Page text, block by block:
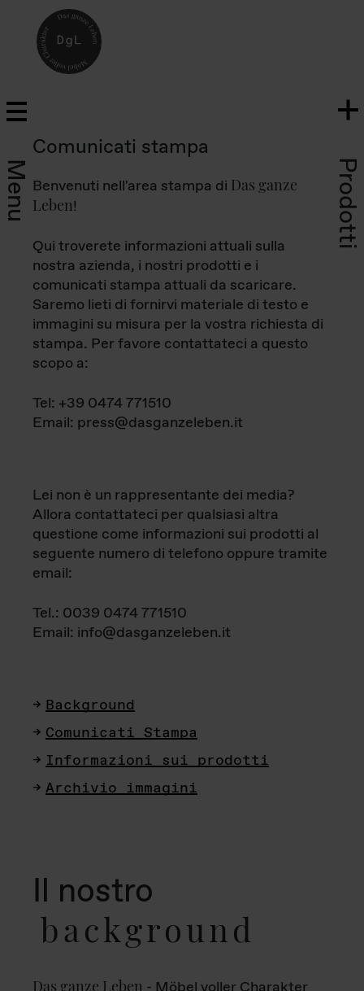
Menu Prodotti
Comunicati stampa
Benvenuti nell'area stampa di Das ganze
Leben!
Qui troverete informazioni attuali sulla
nostra azienda, i nostri prodotti e i
comunicati stampa attuali da scaricare.
Saremo lieti di fornirvi materiale di testo e
immagini su misura per la vostra richiesta di
stampa. Per favore contattateci a questo
scopo a:
Tel: +39 0474 771510
Email: press@dasganzeleben.it
Lei non è un rappresentante dei media?
Allora contattateci per qualsiasi altra
questione come informazioni sui prodotti al
seguente numero di telefono oppure tramite
email:
Tel.: 0039 0474 771510
Email: info@dasganzeleben.it
Background
Comunicati Stampa
Informazioni sui prodotti
Archivio immagini
Il nostro
background
Das ganze Leben - Möbel voller Charakter